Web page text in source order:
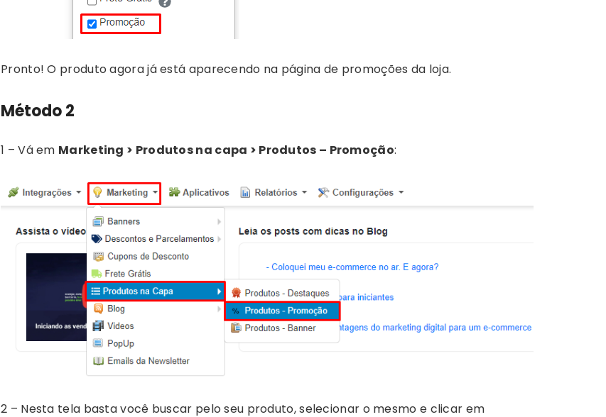
Pronto! O produto agora já está aparecendo na página de promoções da loja.
Método 2
1 – Vá em Marketing > Produtos na capa > Produtos – Promoção:
2 – Nesta tela basta você buscar pelo seu produto, selecionar o mesmo e clicar em